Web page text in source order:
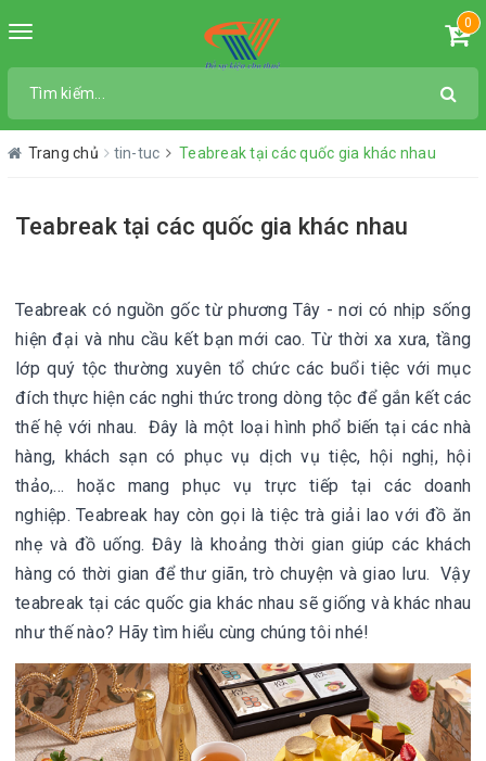
Toggle
0
Trang chủ tin-tuc Teabreak tại các quốc gia khác nhau
Teabreak tại các quốc gia khác nhau
Teabreak có nguồn gốc từ phương Tây - nơi có nhịp sống
hiện đại và nhu cầu kết bạn mới cao. Từ thời xa xưa, tầng
lớp quý tộc thường xuyên tổ chức các buổi tiệc với mục
đích thực hiện các nghi thức trong dòng tộc để gắn kết các
thế hệ với nhau. Đây là một loại hình phổ biến tại các nhà
hàng, khách sạn có phục vụ dịch vụ tiệc, hội nghị, hội
thảo,... hoặc mang phục vụ trực tiếp tại các doanh
nghiệp. Teabreak hay còn gọi là tiệc trà giải lao với đồ ăn
nhẹ và đồ uống. Đây là khoảng thời gian giúp các khách
hàng có thời gian để thư giãn, trò chuyện và giao lưu. Vậy
teabreak tại các quốc gia khác nhau sẽ giống và khác nhau
như thế nào? Hãy tìm hiểu cùng chúng tôi nhé!